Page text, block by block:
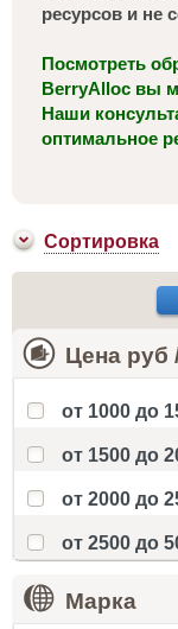
ресурсов и не
Посмотреть
BerryAlloc вы
Наши
оптимальное
Сортировка
Цена руб
от 1000 до
от 1500 до
от 2000 до
от 2500 до
Марка